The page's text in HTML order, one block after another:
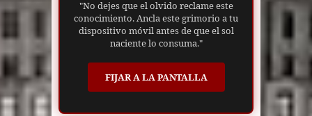
"No dejes que el olvido reclame este
conocimiento. Ancla este grimorio a tu
dispositivo móvil antes de que el sol
naciente lo consuma."
FIJAR A LA PANTALLA